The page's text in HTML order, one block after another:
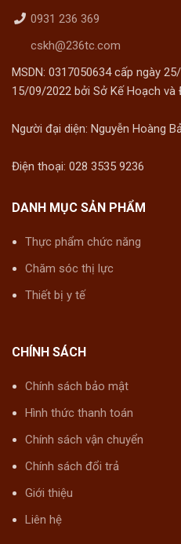
0931 236 369
cskh@236tc.com
MSDN: 0317050634 cấp ngày
15/09/2022 bởi Sở Kế Hoạch và
Người đại diện: Nguyễn Hoàng
Điện thoại: 028 3535 9236
DANH MỤC SẢN PHẨM
Thực phẩm chức năng
Chăm sóc thị lực
Thiết bị y tế
CHÍNH SÁCH
Chính sách bảo mật
Hình thức thanh toán
Chính sách vận chuyển
Chính sách đổi trả
Giới thiệu
Liên hệ